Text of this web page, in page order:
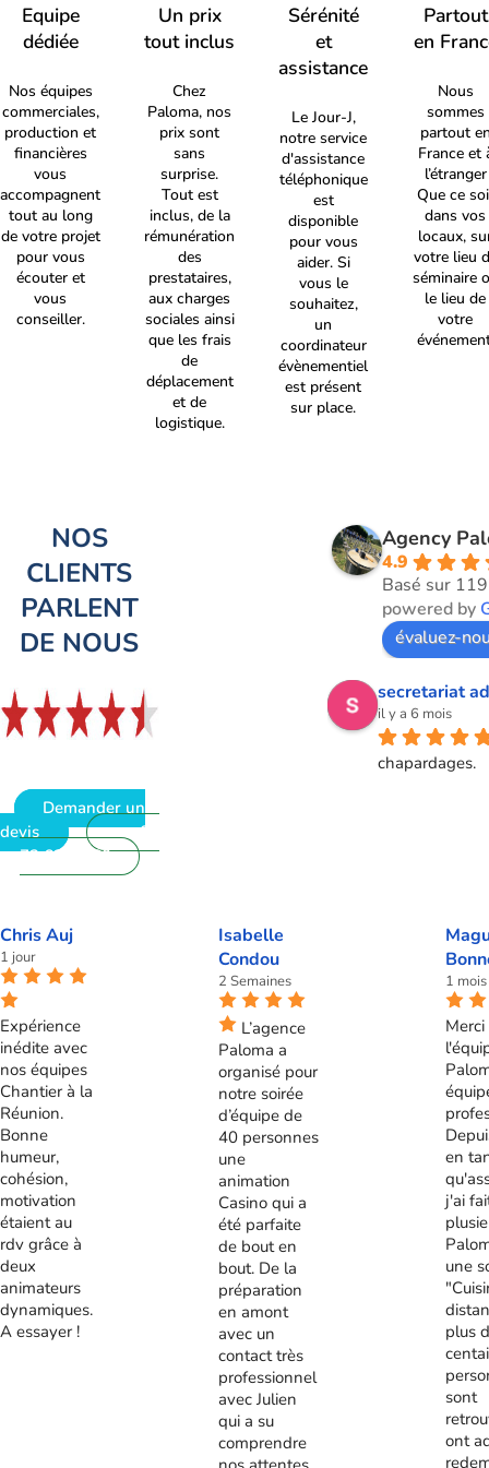
Equipe
dédiée
Nos équipes
commerciales,
production et
financières
vous
accompagnent
tout au long
de votre projet
pour vous
écouter et
vous
conseiller.
Un prix
tout inclus
Chez
Paloma, nos
prix sont
sans
surprise.
Tout est
inclus, de la
rémunération
des
prestataires,
aux charges
sociales ainsi
que les frais
de
déplacement
et de
logistique.
Sérénité
et
assistance
Le Jour-J,
notre service
d'assistance
téléphonique
est
disponible
pour vous
aider. Si
vous le
souhaitez,
un
coordinateur
évènementiel
est présent
sur place.
Partout
en
Nous
sommes
partout
France et
l’étranger
Que ce
dans vos
locaux,
votre lieu
séminaire
le lieu de
votre
NOS
CLIENTS
PARLENT
DE NOUS
Demander un
devis
09
72 62 28 60
Agency
4.9
Basé sur
powered by
évaluez-
secretariat
il y a 6 mois
chapardages.
Chris Auj
1 jour
Expérience
inédite avec
nos équipes
Chantier à la
Réunion.
Bonne
humeur,
cohésion,
motivation
étaient au
rdv grâce à
deux
animateurs
dynamiques.
A essayer !
Isabelle
Condou
2 Semaines
L’agence
Paloma a
organisé pour
notre soirée
d’équipe de
40 personnes
une
animation
Casino qui a
été parfaite
de bout en
bout. De la
préparation
en amont
avec un
contact très
professionnel
avec Julien
qui a su
comprendre
1 mois
en
j'ai
une
plus
sont
ont